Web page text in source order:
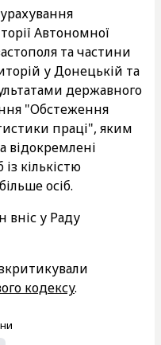
Автономної
та частини
у Донецькій та
державного
"Обстеження
праці", яким
відокремлені
кількістю
осіб.
вніс у Раду
кодексу.